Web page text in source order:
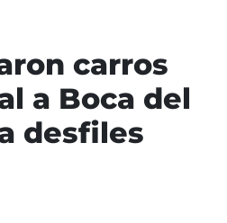
carros
a Boca del
desfiles